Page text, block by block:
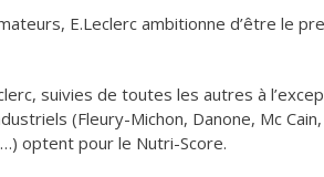
E.Leclerc ambitionne d’être le
suivies de toutes les autres à
(Fleury-Michon, Danone, Mc Cain,
optent pour le Nutri-Score.